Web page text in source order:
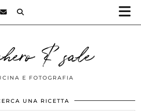
& sale
E FOTOGRAFIA
UNA RICETTA